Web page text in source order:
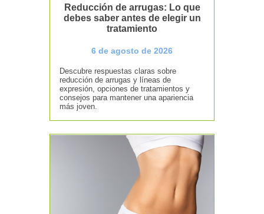
Reducción de arrugas: Lo que
debes saber antes de elegir un
tratamiento
6 de agosto de 2026
Descubre respuestas claras sobre
reducción de arrugas y líneas de
expresión, opciones de tratamientos y
consejos para mantener una apariencia
más joven.